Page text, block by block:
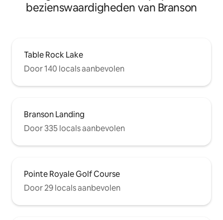
bezienswaardigheden van Branson
Table Rock Lake
Door 140 locals aanbevolen
Branson Landing
Door 335 locals aanbevolen
Pointe Royale Golf Course
Door 29 locals aanbevolen